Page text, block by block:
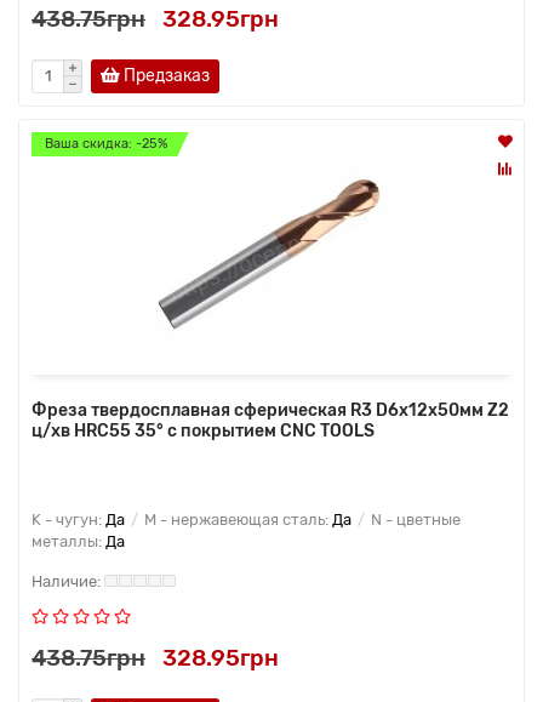
438.75грн 328.95грн
Предзаказ
Ваша скидка: -25%
Фреза твердосплавная сферическая R3 D6x12x50мм Z2
ц/хв HRC55 35° с покрытием CNC TOOLS
K - чугун: Да M - нержавеющая сталь: Да
N - цветные
металлы: Да
438.75грн 328.95грн